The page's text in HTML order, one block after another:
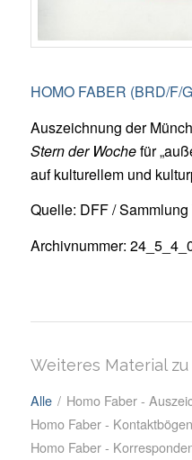
HOMO FABER (BRD/F/
Auszeichnung der
Stern der Wochefür
auf kulturellem und
Quelle: DFF /
Archivnummer:
Weiteres Material zu
Alle / Homo Faber -
Homo Faber - Kontaktbögen
Homo Faber -